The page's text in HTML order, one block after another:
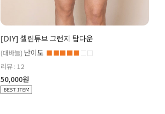
[DIY] 셀린튜브 그런지 탑다운
(대바늘) 난이도 ■■■■■□□
리뷰 : 12
50,000원